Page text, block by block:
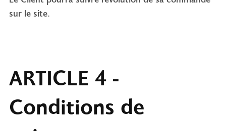
sur le site.
ARTICLE 4 -
Conditions de